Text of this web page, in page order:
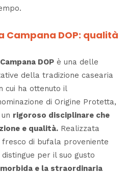
Campana DOP: qualità
DOP è una delle
della tradizione casearia
cui ha ottenuto il
di Origine Protetta,
rigoroso disciplinare che
e qualità. Realizzata
di bufala proveniente
per il suo gusto
e la straordinaria